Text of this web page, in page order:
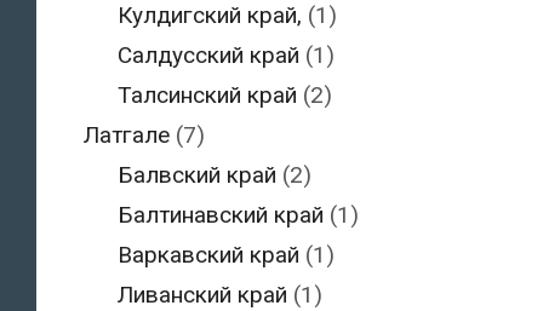
Кулдигский край, (1)
Салдусский край (1)
Талсинский край (2)
Латгале(7)
Балвский край (2)
Балтинавский край (1)
Варкавский край (1)
Ливанский край (1)